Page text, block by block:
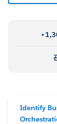
Identify